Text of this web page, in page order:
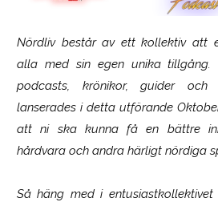
Nördliv består av ett kollektiv att
alla med sin egen unika tillgång.
podcasts, krönikor, guider och
lanserades i detta utförande
att ni ska kunna få en bättre
hårdvara och andra härligt nördiga
Så häng med i
SCUF